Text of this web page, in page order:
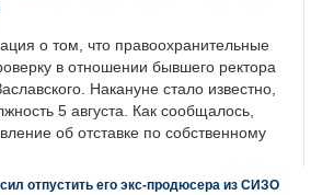
о том, что правоохранительные
в отношении бывшего ректора
Накануне стало известно,
5 августа. Как сообщалось,
об отставке по собственному
отпустить его экс-продюсера из СИЗО